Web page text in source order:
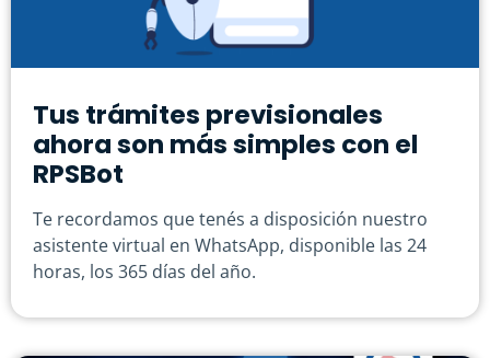
Tus trámites previsionales
ahora son más simples con el
RPSBot
Te recordamos que tenés a disposición nuestro
asistente virtual en WhatsApp, disponible las 24
horas, los 365 días del año.